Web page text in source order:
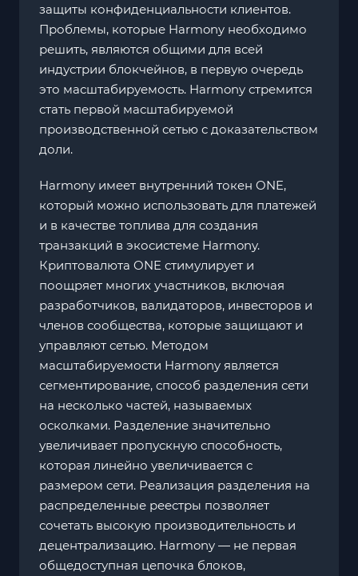
защиты конфиденциальности клиентов.
Проблемы, которые Harmony необходимо
решить, являются общими для всей
индустрии блокчейнов, в первую очередь
это масштабируемость. Harmony стремится
стать первой масштабируемой
производственной сетью с доказательством
доли.
Harmony имеет внутренний токен ONE,
который можно использовать для платежей
и в качестве топлива для создания
транзакций в экосистеме Harmony.
Криптовалюта ONE стимулирует и
поощряет многих участников, включая
разработчиков, валидаторов, инвесторов и
членов сообщества, которые защищают и
управляют сетью. Методом
масштабируемости Harmony является
сегментирование, способ разделения сети
на несколько частей, называемых
осколками. Разделение значительно
увеличивает пропускную способность,
которая линейно увеличивается с
размером сети. Реализация разделения на
распределенные реестры позволяет
сочетать высокую производительность и
децентрализацию. Harmony — не первая
общедоступная цепочка блоков,